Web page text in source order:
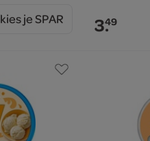
kies je SPAR 3.49